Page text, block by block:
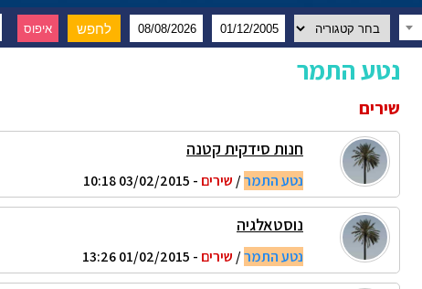
נטע התמר
שירים
חנות סידקית קטנה
נטע התמר/שירים - 03/02/2015 10:18
נוסטאלגיה
נטע התמר/שירים - 01/02/2015 13:26